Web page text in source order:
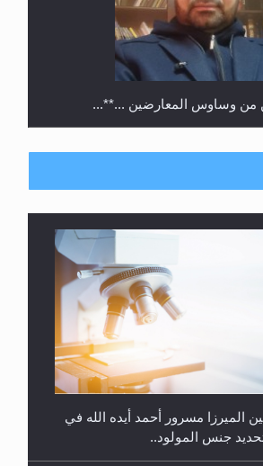
من وساوس المعارضين ...**...
الميرزا مسرور أحمد أيده الله في
جنس المولود..